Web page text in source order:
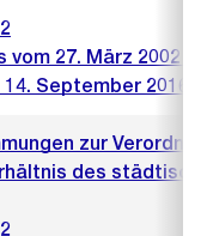
27. März 2002
September 2016
zur
des